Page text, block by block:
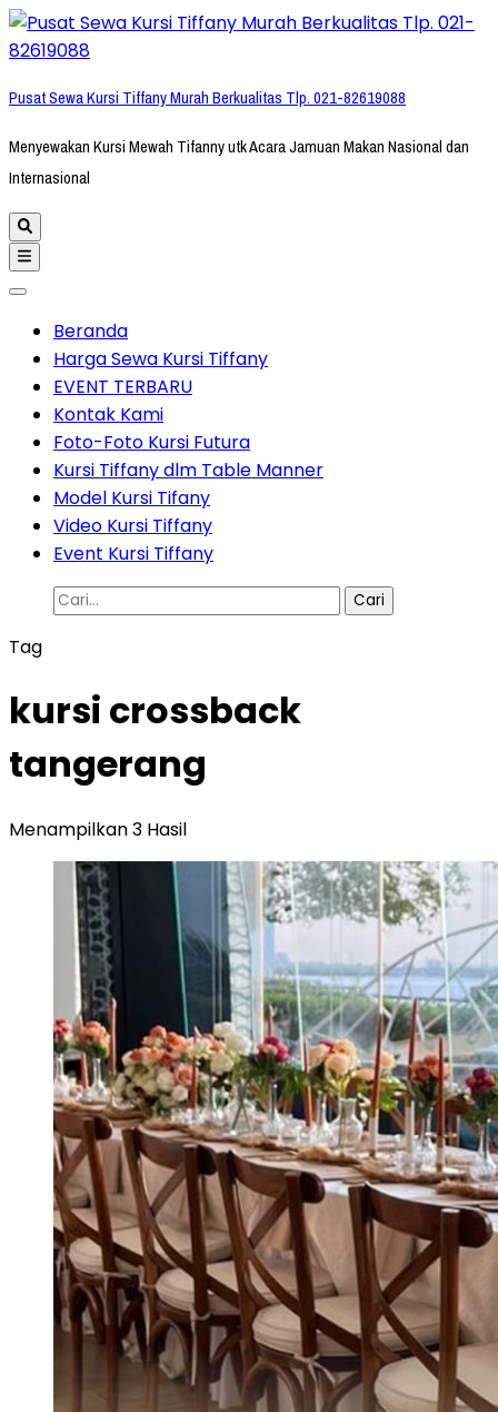
Lompat
ke
(Tekan
Pusat Sewa Kursi Tiffany Murah Berkualitas Tlp. 021-82619088
Menyewakan Kursi Mewah Tifanny utk Acara Jamuan Makan Nasional dan
Internasional
Beranda
Harga Sewa Kursi Tiffany
EVENT TERBARU
Kontak Kami
Foto-Foto Kursi Futura
Kursi Tiffany dlm Table Manner
Model Kursi Tifany
Video Kursi Tiffany
Event Kursi Tiffany
Cari
Tag
kursi crossback
tangerang
Menampilkan 3 Hasil